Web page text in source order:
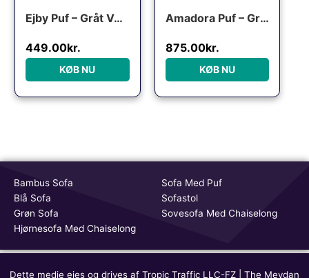
Ejby Puf – Gråt Velour
449.00kr.
KØB NU
Amadora Puf – Grå velour med sorte ben
875.00kr.
KØB NU
Bambus Sofa
Blå Sofa
Grøn Sofa
Hjørnesofa Med Chaiselong
Sofa Med Puf
Sofastol
Sovesofa Med Chaiselong
Dette medie ejes og drives af Tropic Traffic LLC-FZ | The Meydan